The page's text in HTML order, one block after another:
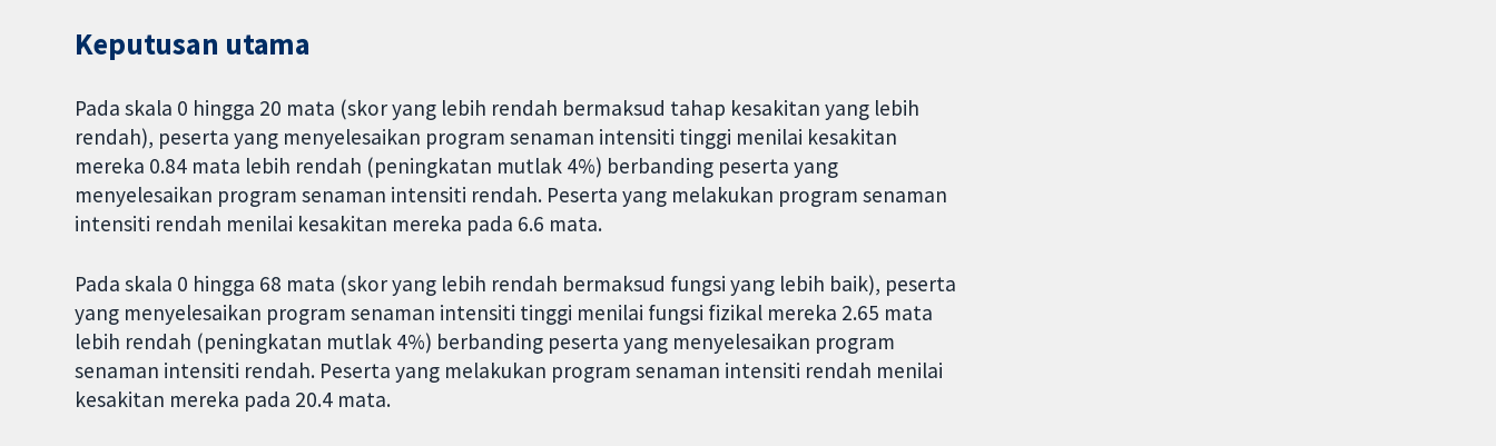
Keputusan utama
Pada skala 0 hingga 20 mata (skor yang lebih rendah bermaksud tahap kesakitan yang lebih
rendah), peserta yang menyelesaikan program senaman intensiti tinggi menilai kesakitan
mereka 0.84 mata lebih rendah (peningkatan mutlak 4%) berbanding peserta yang
menyelesaikan program senaman intensiti rendah. Peserta yang melakukan program senaman
intensiti rendah menilai kesakitan mereka pada 6.6 mata.
Pada skala 0 hingga 68 mata (skor yang lebih rendah bermaksud fungsi yang lebih baik), peserta
yang menyelesaikan program senaman intensiti tinggi menilai fungsi fizikal mereka 2.65 mata
lebih rendah (peningkatan mutlak 4%) berbanding peserta yang menyelesaikan program
senaman intensiti rendah. Peserta yang melakukan program senaman intensiti rendah menilai
kesakitan mereka pada 20.4 mata.